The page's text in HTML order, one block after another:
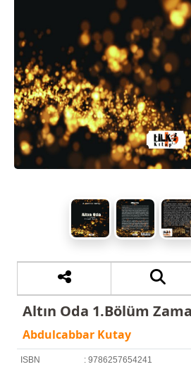
Altın Oda 1.Bölüm
Abdulcabbar Kutay
ISBN : 9786257654241